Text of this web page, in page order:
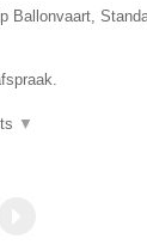
Ballonvaart,
▼